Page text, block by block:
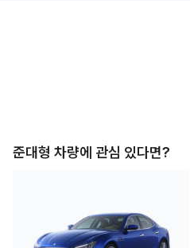
준대형 차량에 관심 있다면?